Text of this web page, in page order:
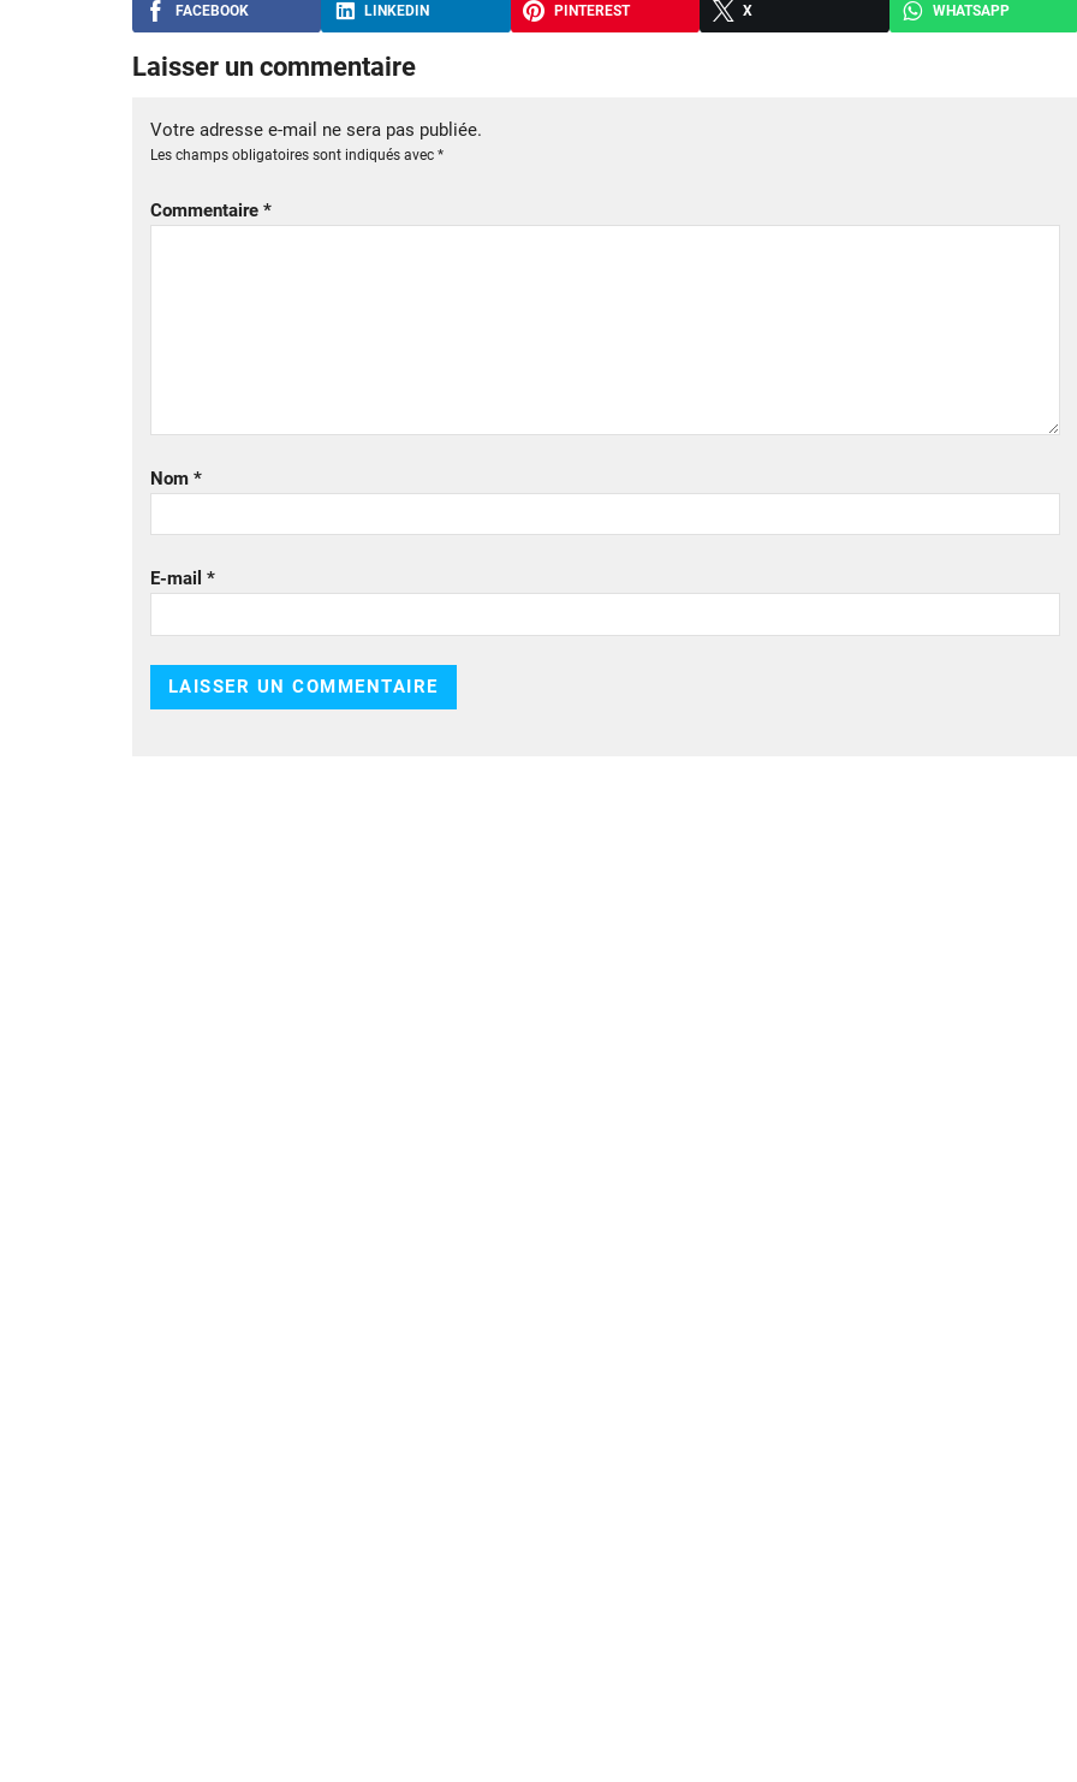
FACEBOOK LINKEDIN PINTEREST X WHATSAPP
Laisser un commentaire
Votre adresse e-mail ne sera pas publiée.
Les champs obligatoires sont indiqués avec *
Commentaire *
Nom *
E-mail *